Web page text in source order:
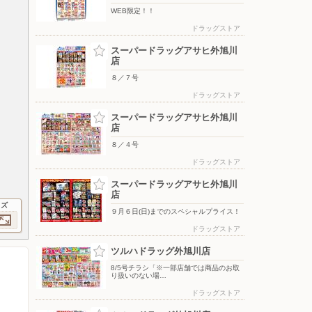
WEB限定！！
ドラッグストア
スーパードラッグアサヒ外旭川
店
８／７号
ドラッグストア
スーパードラッグアサヒ外旭川
店
８／４号
ドラッグストア
スーパードラッグアサヒ外旭川
店
９月６日(日)までのスペシャルプライス！
ドラッグストア
ツルハドラッグ外旭川店
8/5号チラシ「※一部店舗では商品のお取
り扱いのない場…
ドラッグストア